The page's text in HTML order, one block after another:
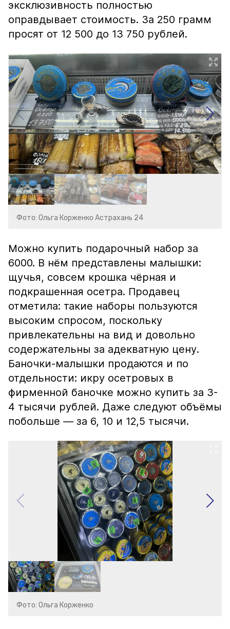
эксклюзивность полностью
оправдывает стоимость. За 250 грамм
просят от 12 500 до 13 750 рублей.
Фото: Ольга Корженко Астрахань 24
Можно купить подарочный набор за
6000. В нём представлены малышки:
щучья, совсем крошка чёрная и
подкрашенная осетра. Продавец
отметила: такие наборы пользуются
высоким спросом, поскольку
привлекательны на вид и довольно
содержательны за адекватную цену.
Баночки-малышки продаются и по
отдельности: икру осетровых в
фирменной баночке можно купить за 3-
4 тысячи рублей. Даже следуют объёмы
побольше — за 6, 10 и 12,5 тысячи.
Фото: Ольга Корженко